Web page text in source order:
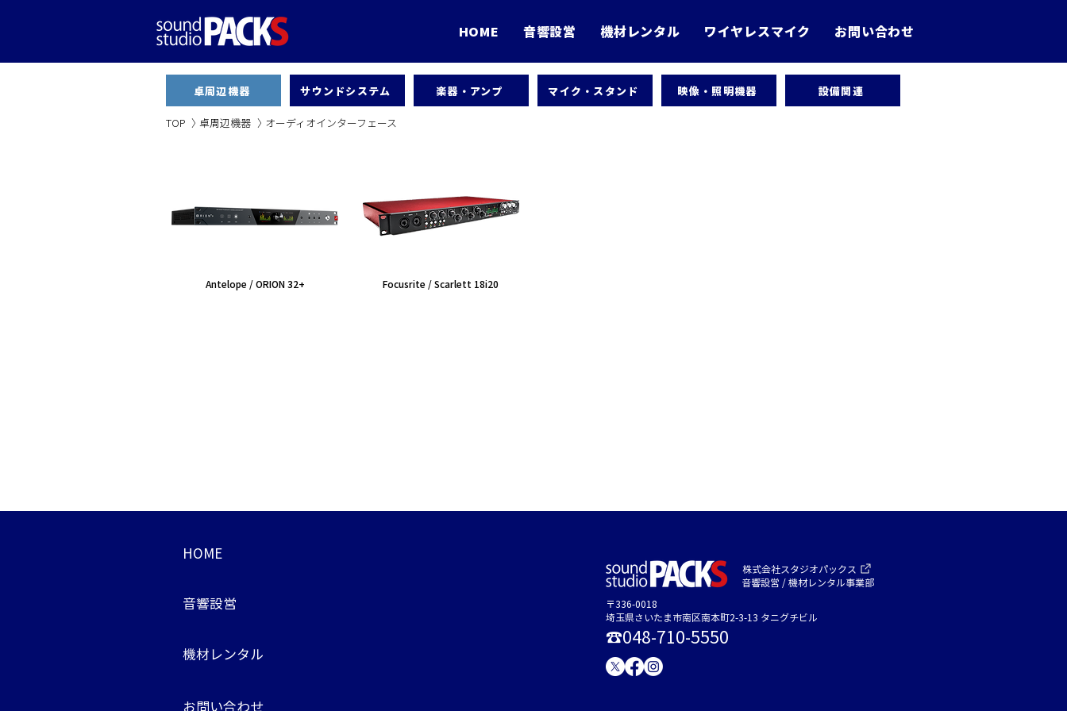
HOME 音響設営 機材レンタル ワイヤレスマイク お問い合わせ
卓周辺機器 サウンドシステム 楽器・アンプ マイク・スタンド 映像・照明機器 設備関連
TOP 〉​卓周辺機器 〉オーディオインターフェース
Antelope / ORION 32+ Focusrite / Scarlett 18i20
HOME
音響設営
機材レンタル
お問い合わせ
〒336-0018
​埼玉県さいたま市南区南本町2-3-13 タニグチビル
株式会社スタジオパックス
音響設営 / 機材レンタル事業部
☎048-710-5550